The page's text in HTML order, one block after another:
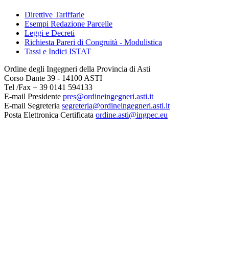
Direttive Tariffarie
Esempi Redazione Parcelle
Leggi e Decreti
Richiesta Pareri di Congruità - Modulistica
Tassi e Indici ISTAT
Ordine degli Ingegneri della Provincia di Asti
Corso Dante 39 - 14100 ASTI
Tel /Fax + 39 0141 594133
E-mail Presidente pres@ordineingegneri.asti.it
E-mail Segreteria segreteria@ordineingegneri.asti.it
Posta Elettronica Certificata ordine.asti@ingpec.eu